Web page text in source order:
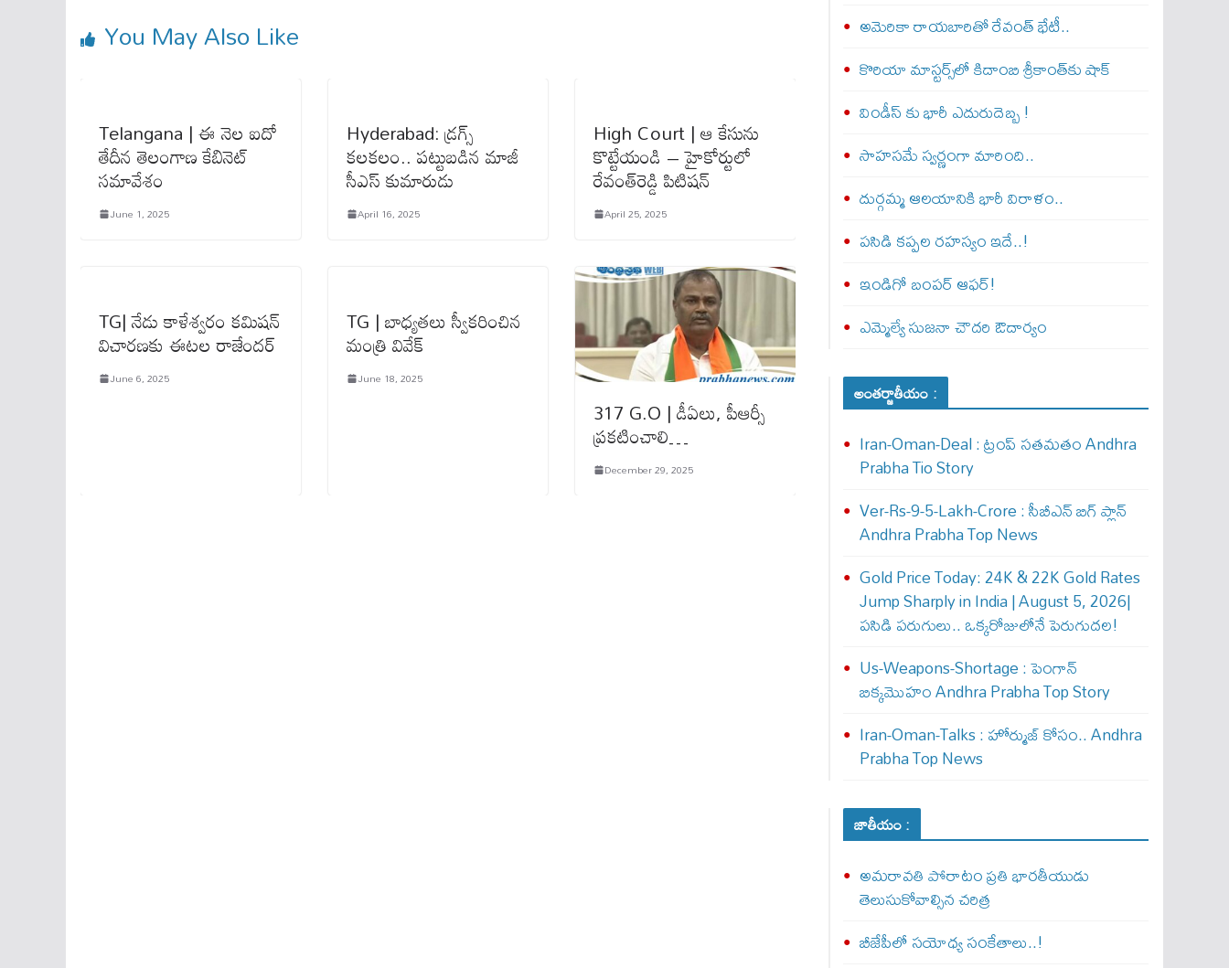
You May Also Like
Telangana | ఈ నెల ఐదో
తేదీన తెలంగాణ కేబినెట్
సమావేశం
June 1, 2025
Hyderabad: డ్రగ్స్
కలకలం.. పట్టుబడిన మాజీ
సీఎస్ కుమారుడు
April 16, 2025
High Court | ఆ కేసును
కొట్టేయండి – హైకోర్టులో
రేవంత్‌రెడ్డి పిటిష‌న్
April 25, 2025
TG| నేడు కాళేశ్వరం కమిషన్
విచారణకు ఈటల రాజేందర్
June 6, 2025
TG | బాధ్యతలు స్వీకరించిన
మంత్రి వివేక్
June 18, 2025
317 G.O | డీఏలు, పీఆర్సీ
ప్రకటించాలి…
December 29, 2025
అమెరికా రాయబారితో రేవంత్ భేటీ..
కొరియా మాస్టర్స్‌లో కిదాంబి శ్రీకాంత్‌కు షాక్
విండీస్ కు భారీ ఎదురుదెబ్బ !
సాహసమే స్వర్ణంగా మారింది..
దుర్గమ్మ ఆలయానికి భారీ విరాళం..
పసిడి కప్పల రహస్యం ఇదే..!
ఇండిగో బంపర్ ఆఫర్!
ఎమ్మెల్యే సుజనా చౌదరి ఔదార్యం
అంతర్జాతీయం :
Iran-Oman-Deal : ట్రంప్ స‌త‌మ‌తం Andhra
Prabha Tio Story
Ver-Rs-9-5-Lakh-Crore : సీబీఎన్ బిగ్ ప్లాన్
Andhra Prabha Top News
Gold Price Today: 24K & 22K Gold Rates
Jump Sharply in India | August 5, 2026|
పసిడి పరుగులు.. ఒక్కరోజులోనే పెరుగుద‌ల‌!
Us-Weapons-Shortage : పెంగాన్
బిక్క‌మొహం Andhra Prabha Top Story
Iran-Oman-Talks : హోర్ముజ్ కోసం.. Andhra
Prabha Top News
జాతీయం :
అమరావతి పోరాటం ప్రతి భారతీయుడు
తెలుసుకోవాల్సిన చరిత్ర
బీజేపీలో సయోధ్య సంకేతాలు..!